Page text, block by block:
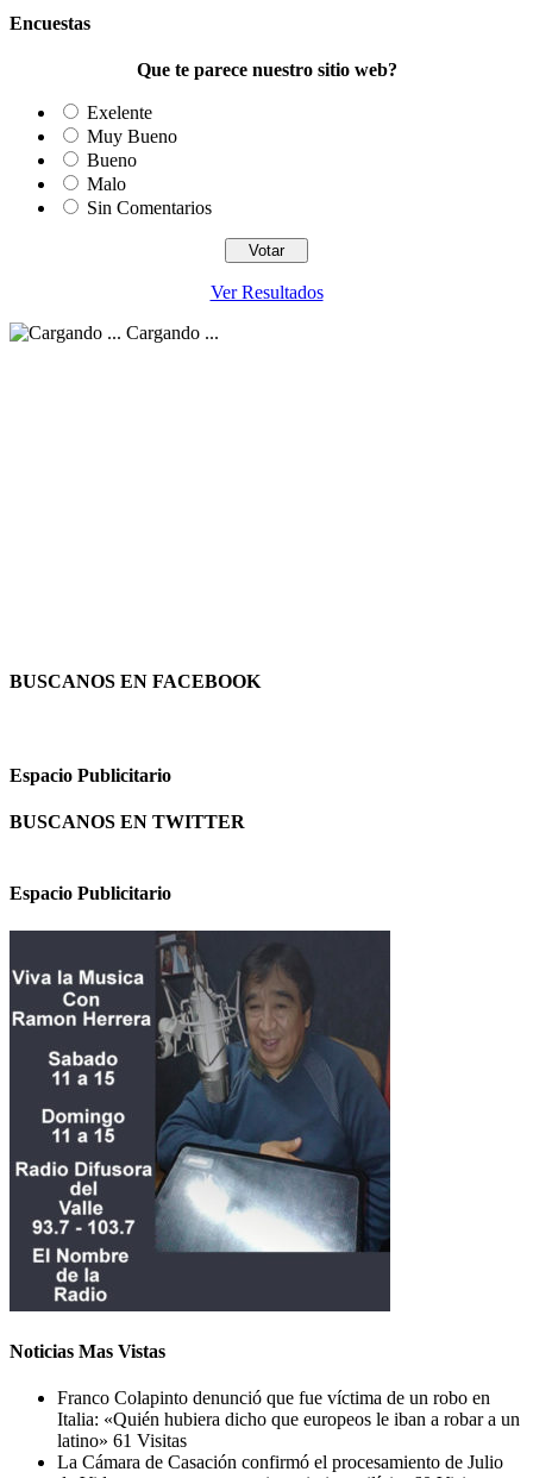
Encuestas
Que te parece nuestro sitio web?
Exelente
Muy Bueno
Bueno
Malo
Sin Comentarios
Ver Resultados
Cargando ...
BUSCANOS EN FACEBOOK
Espacio Publicitario
BUSCANOS EN TWITTER
Espacio Publicitario
Noticias Mas Vistas
Franco Colapinto denunció que fue víctima de un robo en
Italia: «Quién hubiera dicho que europeos le iban a robar a un
latino» 61 Visitas
La Cámara de Casación confirmó el procesamiento de Julio